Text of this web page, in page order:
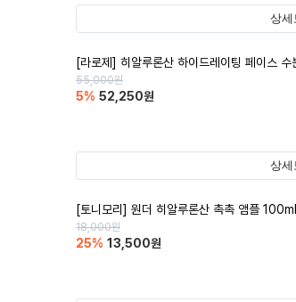
상세
[라로제] 히알루론산 하이드레이팅 페이스
55,000원
5% 52,250원
상세
[토니모리] 원더 히알루론산 촉촉 앰플 100ml
18,000원
25% 13,500원